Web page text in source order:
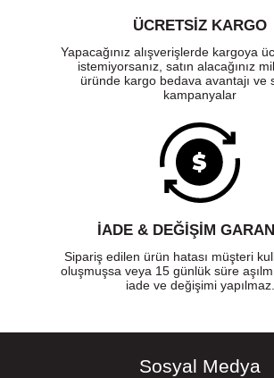
ÜCRETSIZ KARGO
Yapacağınız alışverişlerde kargoya
istemiyorsanız, satın alacağınız
üründe kargo bedava avantajı ve
kampanyalar
İADE & DEĞİŞİM
Sipariş edilen ürün hatası müşteri
oluşmuşsa veya 15 günlük süre
iade ve değişimi yapılmaz.
Sosyal Medya